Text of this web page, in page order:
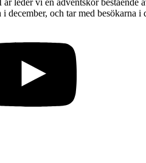
leder vi en adventskör
och tar med besökarna i